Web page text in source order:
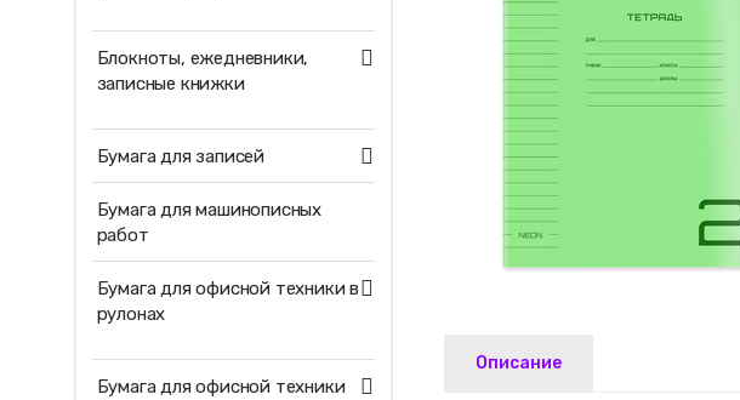
Описание
Блокноты, ежедневники,
записные книжки
Бумага для записей
Бумага для машинописных
работ
Бумага для офисной техники в
рулонах
Бумага для офисной техники